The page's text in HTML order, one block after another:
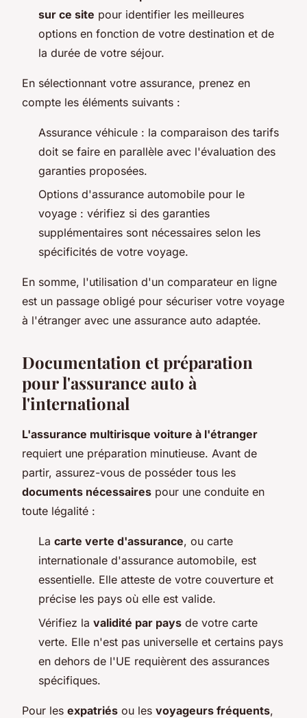
sur ce site pour identifier les meilleures
options en fonction de votre destination et de
la durée de votre séjour.
En sélectionnant votre assurance, prenez en
compte les éléments suivants :
Assurance véhicule : la comparaison des tarifs
doit se faire en parallèle avec l'évaluation des
garanties proposées.
Options d'assurance automobile pour le
voyage : vérifiez si des garanties
supplémentaires sont nécessaires selon les
spécificités de votre voyage.
En somme, l'utilisation d'un comparateur en ligne
est un passage obligé pour sécuriser votre voyage
à l'étranger avec une assurance auto adaptée.
Documentation et préparation
pour l'assurance auto à
l'international
L'assurance multirisque voiture à l'étranger
requiert une préparation minutieuse. Avant de
partir, assurez-vous de posséder tous les
documents nécessaires pour une conduite en
toute légalité :
La carte verte d'assurance, ou carte
internationale d'assurance automobile, est
essentielle. Elle atteste de votre couverture et
précise les pays où elle est valide.
Vérifiez la validité par pays de votre carte
verte. Elle n'est pas universelle et certains pays
en dehors de l'UE requièrent des assurances
spécifiques.
Pour les expatriés ou les voyageurs fréquents,